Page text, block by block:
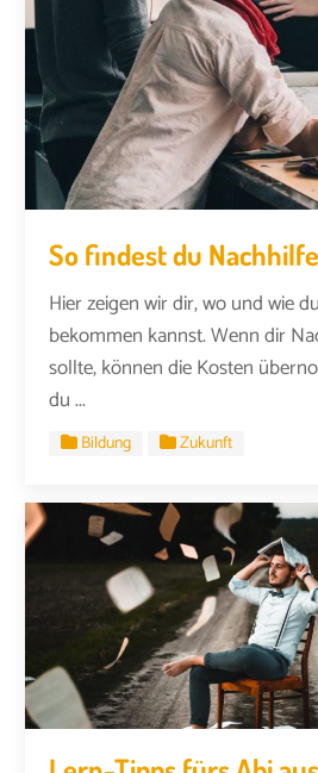
So findest du Nachhilfe
Hier zeigen wir dir, wo und wie
bekommen kannst. Wenn dir
sollte, können die Kosten
du ...
Bildung Zukunft